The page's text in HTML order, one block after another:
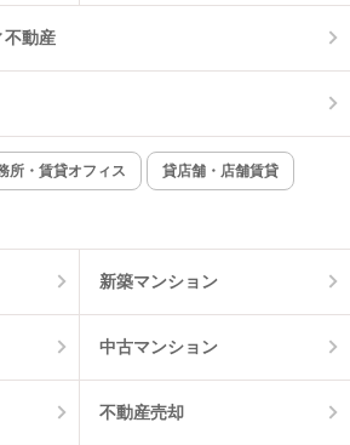
動産
所・賃貸オフィス 貸店舗・店舗賃貸
新築マンション
中古マンション
不動産売却